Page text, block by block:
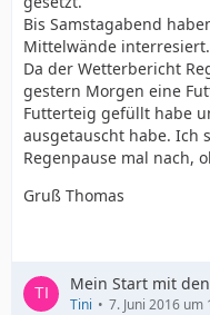
Bis Samstagabend
Mittelwände interresiert.
Da der Wetterbericht
gestern Morgen eine
Futterteig gefüllt habe
ausgetauscht habe. Ich
Regenpause mal nach,
Gruß Thomas
Mein Start mit
Tini 7. Juni 2016 um